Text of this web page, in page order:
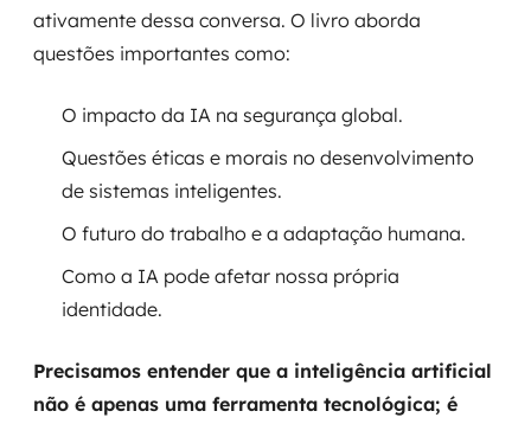
ativamente dessa conversa. O livro aborda
questões importantes como:
O impacto da IA na segurança global.
Questões éticas e morais no desenvolvimento
de sistemas inteligentes.
O futuro do trabalho e a adaptação humana.
Como a IA pode afetar nossa própria
identidade.
Precisamos entender que a inteligência artificial
não é apenas uma ferramenta tecnológica; é